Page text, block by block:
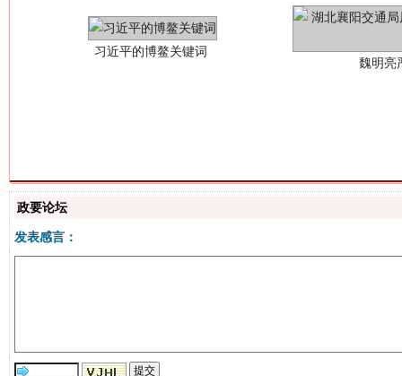
“刷贴”乱象丛生
政要论坛
发表感言：